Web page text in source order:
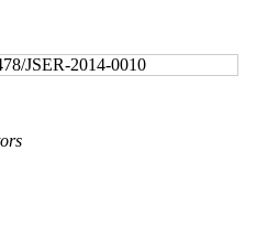
JSER-2014-0010